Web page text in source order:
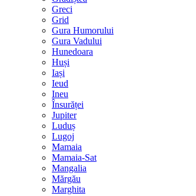
Greci
Grid
Gura Humorului
Gura Vadului
Hunedoara
Huși
Iași
Ieud
Ineu
Însurăței
Jupiter
Luduș
Lugoj
Mamaia
Mamaia-Sat
Mangalia
Mărgău
Marghita